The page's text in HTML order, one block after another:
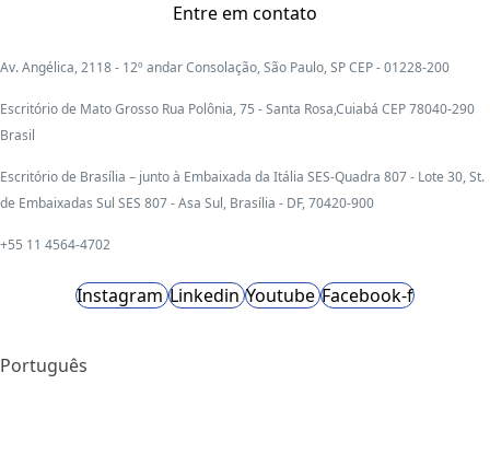
Entre em contato
Av. Angélica, 2118 - 12º andar Consolação, São Paulo, SP CEP - 01228-200
Escritório de Mato Grosso Rua Polônia, 75 - Santa Rosa,Cuiabá CEP 78040-290
Brasil
Escritório de Brasília – junto à Embaixada da Itália SES-Quadra 807 - Lote 30, St.
de Embaixadas Sul SES 807 - Asa Sul, Brasília - DF, 70420-900
+55 11 4564-4702
Instagram Linkedin Youtube Facebook-f
Português